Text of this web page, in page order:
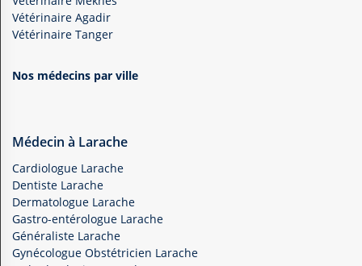
Vétérinaire Agadir
Vétérinaire Tanger
Nos médecins par ville
Médecin à Larache
Cardiologue Larache
Dentiste Larache
Dermatologue Larache
Gastro-entérologue Larache
Généraliste Larache
Gynécologue Obstétricien Larache